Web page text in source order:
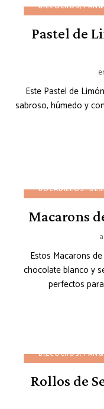
BIZCOCHOS,
Pastel de
Este Pastel de
sabroso, húmedo y
BOCADILLOS
Macarons
Estos Macarons
chocolate blanco y
perfectos
BIZCOCHOS,
Rollos de